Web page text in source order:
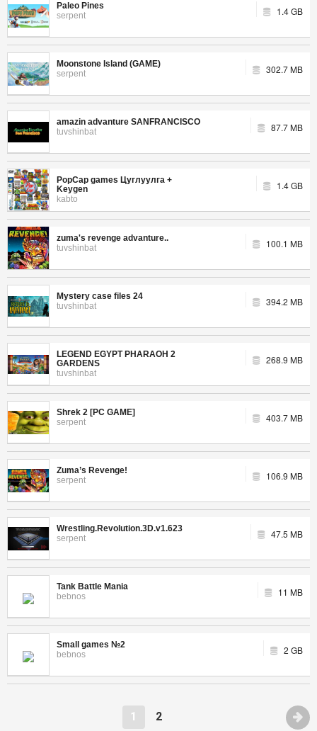
Paleo Pines
serpent
1.4 GB
Moonstone Island (GAME)
serpent
302.7 MB
amazin advanture SANFRANCISCO
tuvshinbat
87.7 MB
PopCap games Цуглуулга +
Keygen
kabto
1.4 GB
zuma's revenge advanture..
tuvshinbat
100.1 MB
Mystery case files 24
tuvshinbat
394.2 MB
LEGEND EGYPT PHARAOH 2
GARDENS
tuvshinbat
268.9 MB
Shrek 2 [PC GAME]
serpent
403.7 MB
Zuma’s Revenge!
serpent
106.9 MB
Wrestling.Revolution.3D.v1.623
serpent
47.5 MB
Tank Battle Mania
bebnos
11 MB
Small games №2
bebnos
2 GB
1 2